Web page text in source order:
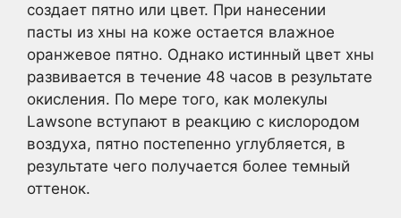
создает пятно или цвет. При нанесении
пасты из хны на коже остается влажное
оранжевое пятно. Однако истинный цвет хны
развивается в течение 48 часов в результате
окисления. По мере того, как молекулы
Lawsone вступают в реакцию с кислородом
воздуха, пятно постепенно углубляется, в
результате чего получается более темный
оттенок.